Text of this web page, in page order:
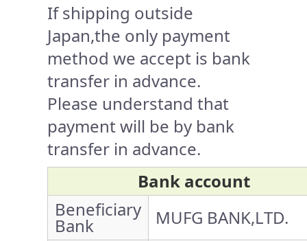
If shipping outside
Japan,the only payment
method we accept is bank
transfer in advance.
Please understand that
payment will be by bank
transfer in advance.
Bank account
Beneficiary
Bank
MUFG BANK,LTD.